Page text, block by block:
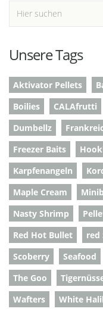
Unsere Tags
Aktivator Pellets
Boilies
CALAfrutti
Dumbellz
Freezer Baits
Karpfenangeln
Maple Cream
Nasty Shrimp
Red Hot Bullet
red
Scoberry
Seafood
The Goo
Wafters
White